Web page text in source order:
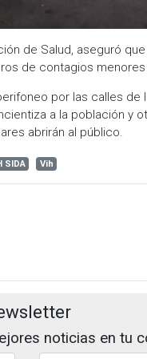
de Salud, aseguró
de contagios
por las calles
a la población y
abrirán al público.
SIDA Vih
noticias en tu